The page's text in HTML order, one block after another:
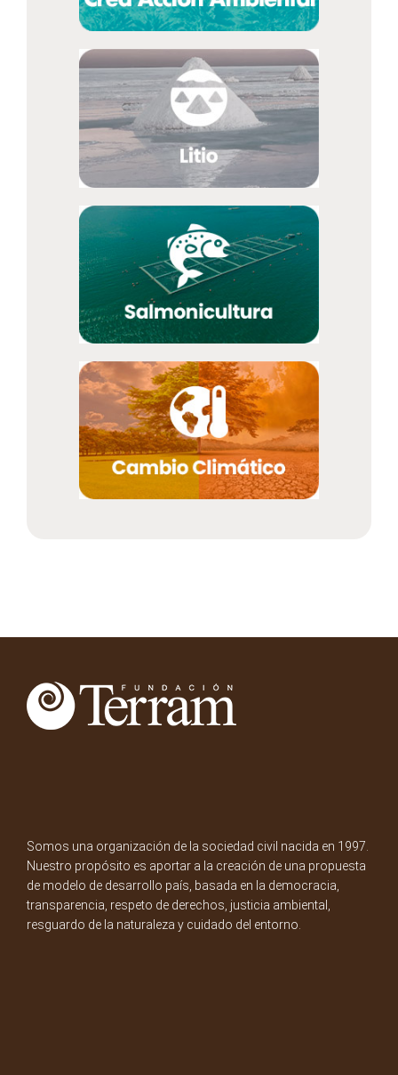
Somos una organización de la sociedad civil nacida en 1997.
Nuestro propósito es aportar a la creación de una propuesta
de modelo de desarrollo país, basada en la democracia,
transparencia, respeto de derechos, justicia ambiental,
resguardo de la naturaleza y cuidado del entorno.